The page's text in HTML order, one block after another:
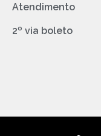
Atendimento
2º via boleto